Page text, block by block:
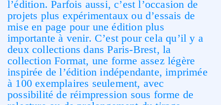
l’édition. Parfois aussi, c’est l’occasion de
projets plus expérimentaux ou d’essais de
mise en page pour une édition plus
importante à venir. C’est pour cela qu’il y a
deux collections dans Paris-Brest, la
collection Format, une forme assez légère
inspirée de l’édition indépendante, imprimée
à 100 exemplaires seulement, avec
possibilité de réimpression sous forme de